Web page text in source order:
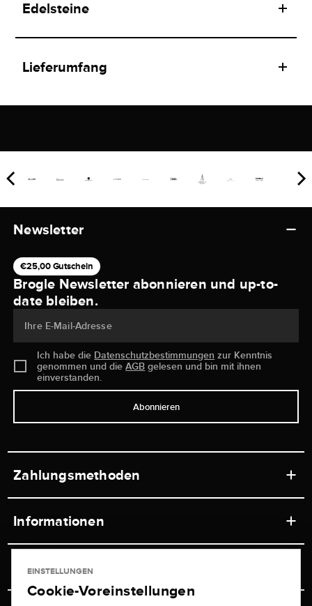
Edelsteine
Lieferumfang
Newsletter
€25,00 Gutschein
Brogle Newsletter abonnieren und up-to-
date bleiben.
Ihre E-Mail-Adresse
Ich habe die Datenschutzbestimmungen zur Kenntnis
genommen und dieAGB gelesen und bin mit ihnen
einverstanden.
Abonnieren
Zahlungsmethoden
Informationen
Ladengeschäft
Service
EINSTELLUNGEN
Cookie-Voreinstellungen